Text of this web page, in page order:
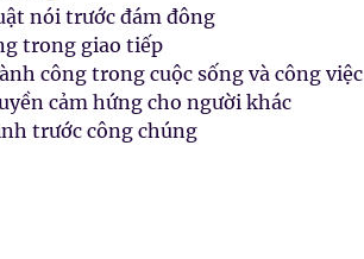
nói trước đám đông
trong giao tiếp
công trong cuộc sống và công việc
cảm hứng cho người khác
trước công chúng